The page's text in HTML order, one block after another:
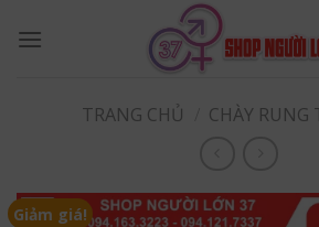
TRANG CHỦ
CHÀY RUNG
Giảm giá!